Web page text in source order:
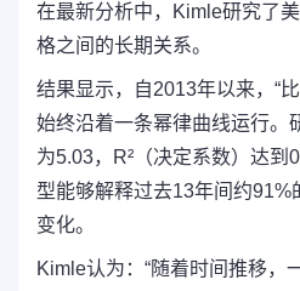
在最新分析中，Kimle研究了
格之间的长期关系。
结果显示，自2013年以来，“
始终沿着一条幂律曲线运行。
为5.03，R²（决定系数）达到
型能够解释过去13年间约
变化。
Kimle认为：“随着时间推移，